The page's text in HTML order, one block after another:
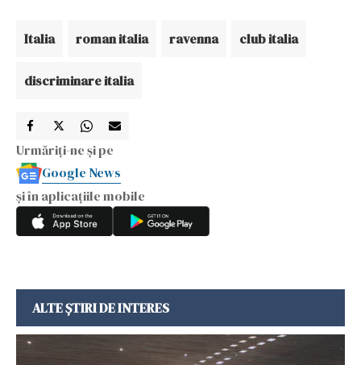
Italia roman italia ravenna club italia
discriminare italia
Urmăriți-ne și pe
Google News
și în aplicațiile mobile
ALTE ȘTIRI DE INTERES